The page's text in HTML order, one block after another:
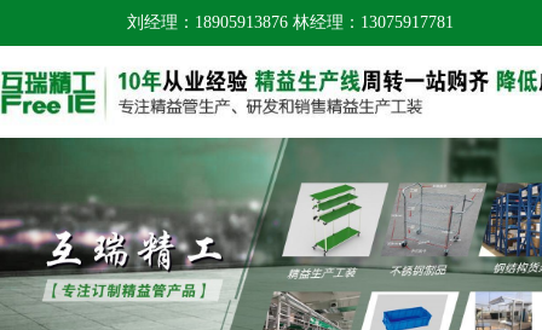
刘经理：18905913876 林经理：13075917781